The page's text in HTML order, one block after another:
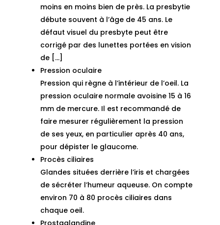
moins en moins bien de près. La presbytie
débute souvent à l’âge de 45 ans. Le
défaut visuel du presbyte peut être
corrigé par des lunettes portées en vision
de […]
Pression oculaire
Pression qui règne à l’intérieur de l’oeil. La
pression oculaire normale avoisine 15 à 16
mm de mercure. Il est recommandé de
faire mesurer régulièrement la pression
de ses yeux, en particulier après 40 ans,
pour dépister le glaucome.
Procès ciliaires
Glandes situées derrière l’iris et chargées
de sécréter l’humeur aqueuse. On compte
environ 70 à 80 procès ciliaires dans
chaque oeil.